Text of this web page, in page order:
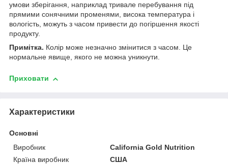
умови зберігання, наприклад тривале перебування під
прямими сонячними променями, висока температура і
вологість, можуть з часом привести до погіршення якості
продукту.
Примітка. Колір може незначно змінитися з часом. Це
нормальне явище, якого не можна уникнути.
Приховати
Характеристики
Основні
Виробник
California Gold Nutrition
Країна виробник
США